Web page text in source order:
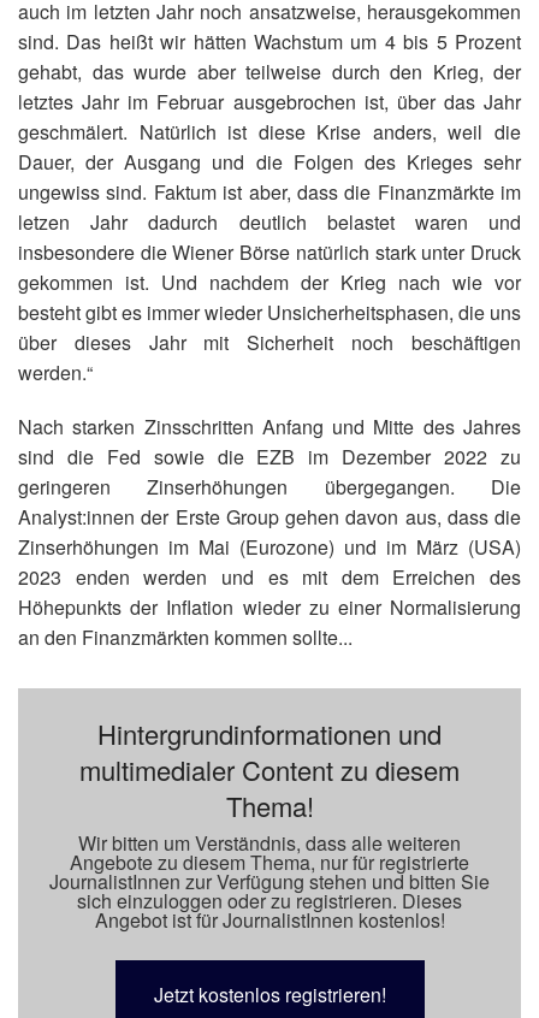
auch im letzten Jahr noch ansatzweise, herausgekommen
sind. Das heißt wir hätten Wachstum um 4 bis 5 Prozent
gehabt, das wurde aber teilweise durch den Krieg, der
letztes Jahr im Februar ausgebrochen ist, über das Jahr
geschmälert. Natürlich ist diese Krise anders, weil die
Dauer, der Ausgang und die Folgen des Krieges sehr
ungewiss sind. Faktum ist aber, dass die Finanzmärkte im
letzen Jahr dadurch deutlich belastet waren und
insbesondere die Wiener Börse natürlich stark unter Druck
gekommen ist. Und nachdem der Krieg nach wie vor
besteht gibt es immer wieder Unsicherheitsphasen, die uns
über dieses Jahr mit Sicherheit noch beschäftigen
werden.“
Nach starken Zinsschritten Anfang und Mitte des Jahres
sind die Fed sowie die EZB im Dezember 2022 zu
geringeren Zinserhöhungen übergegangen. Die
Analyst:innen der Erste Group gehen davon aus, dass die
Zinserhöhungen im Mai (Eurozone) und im März (USA)
2023 enden werden und es mit dem Erreichen des
Höhepunkts der Inflation wieder zu einer Normalisierung
an den Finanzmärkten kommen sollte...
Hintergrundinformationen und
multimedialer Content zu diesem
Thema!
Wir bitten um Verständnis, dass alle weiteren
Angebote zu diesem Thema, nur für registrierte
JournalistInnen zur Verfügung stehen und bitten Sie
sich einzuloggen oder zu registrieren. Dieses
Angebot ist für JournalistInnen kostenlos!
Jetzt kostenlos registrieren!